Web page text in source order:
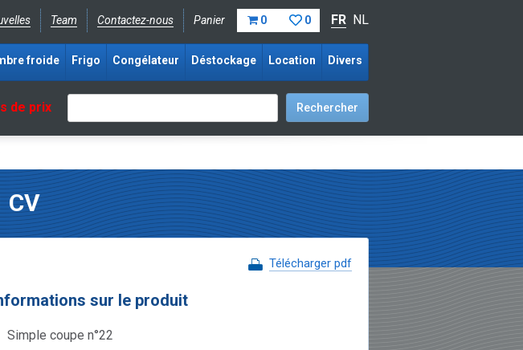
Team Contactez-nous Panier 0 0 FR NL
de prix
froide Frigo Congélateur Déstockage Location Divers
CV
Télécharger pdf
sur le produit
Simple coupe n°22